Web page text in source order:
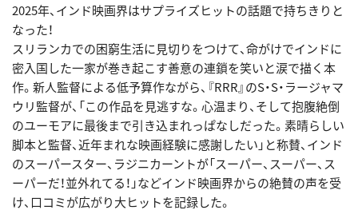
2025年、インド映画界はサプライズヒットの話題で持ちきりと
なった！
スリランカでの困窮生活に見切りをつけて、命がけでインドに
密入国した一家が巻き起こす善意の連鎖を笑いと涙で描く本
作。新人監督による低予算作ながら、『RRR』のS・S・ラージャマ
ウリ監督が、「この作品を見逃すな。心温まり、そして抱腹絶倒
のユーモアに最後まで引き込まれっぱなしだった。素晴らしい
脚本と監督、近年まれな映画経験に感謝したい」と称賛、インド
のスーパースター、ラジニカーントが「スーパー、スーパー、ス
ーパーだ！並外れてる！」などインド映画界からの絶賛の声を受
け、口コミが広がり大ヒットを記録した。